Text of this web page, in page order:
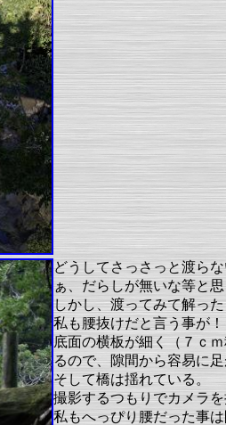
どうしてさっさっと渡ら
ぁ、だらしが無いな等と
しかし、渡ってみて解っ
私も腰抜けだと言う事が！
底面の横板が細く（７ｃ
るので、隙間から容易に
そして橋は揺れている。
撮影するつもりでカメラ
私もへっぴり腰だった事